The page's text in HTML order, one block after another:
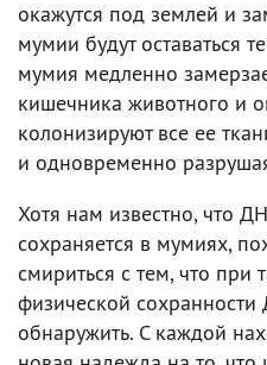
окажутся под землей и
мумии будут оставаться
мумия медленно
кишечника животного и
колонизируют все ее
и одновременно
Хотя нам известно, что
сохраняется в мумиях,
смириться с тем, что при
физической сохранности
обнаружить. С каждой